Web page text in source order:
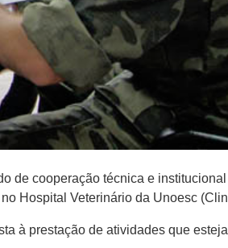
de cooperação técnica e
Hospital Veterinário da Unoesc
à prestação de atividades que